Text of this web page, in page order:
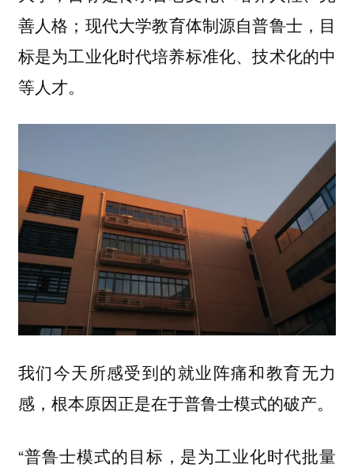
善人格；现代大学教育体制源自普鲁士，目
标是为工业化时代培养标准化、技术化的中
等人才。
我们今天所感受到的就业阵痛和教育无力
感，根本原因正是在于普鲁士模式的破产。
“普鲁士模式的目标，是为工业化时代批量